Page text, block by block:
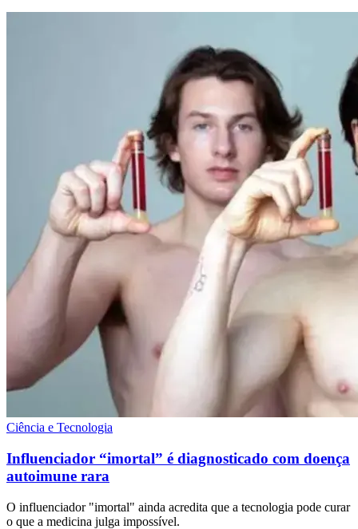
Ciência e Tecnologia
Influenciador “imortal” é diagnosticado com doença
autoimune rara
O influenciador "imortal" ainda acredita que a tecnologia pode curar
o que a medicina julga impossível.